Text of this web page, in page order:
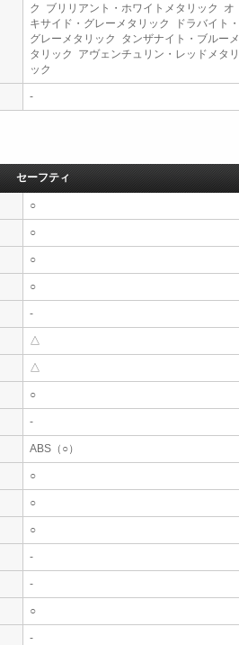
ク ブリリアント・ホワイトメタリック オ
キサイド・グレーメタリック ドラバイト・
グレーメタリック タンザナイト・ブルーメ
タリック アヴェンチュリン・レッドメタリ
ック
-
セーフティ
○
○
○
○
-
△
△
○
-
ABS（○）
○
○
○
-
-
○
-